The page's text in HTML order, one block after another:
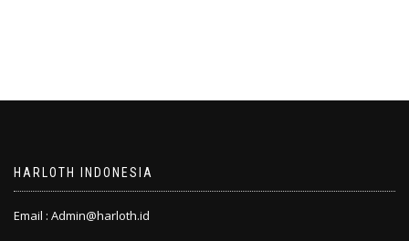
HARLOTH INDONESIA
Email : Admin@harloth.id